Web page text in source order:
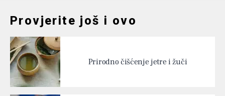
Provjerite još i ovo
Prirodno čišćenje jetre i žuči